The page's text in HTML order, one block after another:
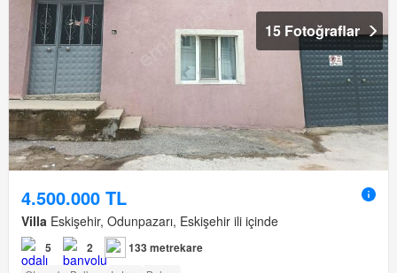
15 Fotoğraflar
4.500.000 TL
Villa Eskişehir, Odunpazarı, Eskişehir ili içinde
5 2 133 metrekare